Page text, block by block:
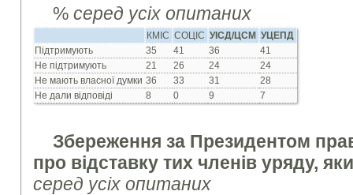
%серед усіх опитаних
КМІС СОЦІС УІСД/ЦСМ
УЦЕПД
Підтримують
35 41 36
41
Не підтримують
21 26 24
24
Не мають власної думки 36 33 31
28
Не дали відповіді
8 0 9 7
Збереження за Президентом
про відставку тих членів уряду,
серед усіх опитаних